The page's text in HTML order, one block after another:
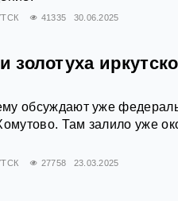
41335 30.06.2025
золотуха
обсуждают уже
Там залило уже
27758 23.03.2025